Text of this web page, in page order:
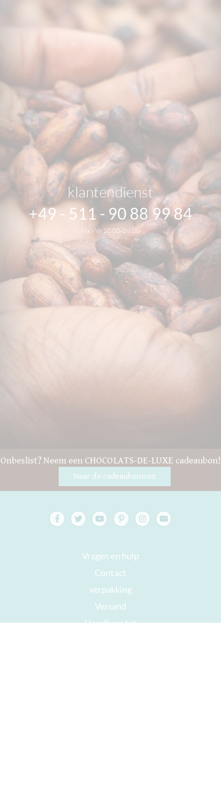
klantendienst
+49 - 511 - 90 88 99 84
Ma - Vr 10.00-18.00
Onbeslist? Neem een CHOCOLATS-DE-LUXE cadeaubon!
Naar de cadeaubonnen
Vragen en hulp
Contact
verpakking
Versand
Houdbaar tot